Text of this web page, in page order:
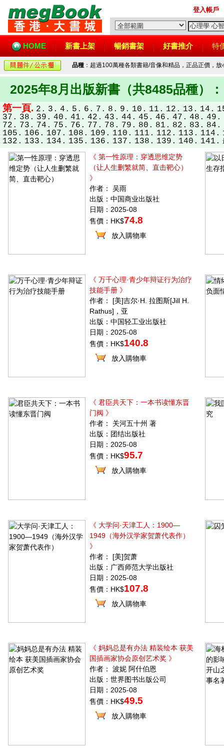
登入帳戶
HOME 新書上架 暢銷書架 好書推介 特
品種 ：超過100萬種各類書籍/音像和精品，正品正價，
2025年8月出版新書（共8485品種）：
第一頁. 2. 3. 4. 5. 6. 7. 8. 9. 10. 11. 12. 13. 14.
37. 38. 39. 40. 41. 42. 43. 44. 45. 46. 47. 48. 49.
72. 73. 74. 75. 76. 77. 78. 79. 80. 81. 82. 83. 84.
105. 106. 107. 108. 109. 110. 111. 112. 113. 114.
132. 133. 134. 135. 136. 137. 138. 139. 140. 141.
《 第一性原理：穿透思维定势
（让人生删繁就简、直击靶心）
》
作者： 吴雨
出版：中国商业出版社
日期：2025-08
售價：HK$74.8
放入購物車
《 万千心理·青少年辩证行为治疗
技能手册 》
作者： [美]吉尔·H. 拉图斯[Jill H.
Rathus]，亚
出版：中国轻工业出版社
日期：2025-08
售價：HK$140.8
放入購物車
《 君臣共天下：一本书读懂东晋
门阀 》
作者： 关河五十州 著
出版：团结出版社
日期：2025-08
售價：HK$95.7
放入購物車
《 大学问·天津工人：1900—
1949（海外汉学家贺萧代表作）
》
作者： [美]贺萧
出版：广西师范大学出版社
日期：2025-08
售價：HK$107.8
放入購物車
《 妈妈总是有办法 精装绘本 获美
国插画家协会原创艺术奖 》
作者： 波妮 阿什伯恩
出版：世界图书出版公司
日期：2025-08
售價：HK$49.5
放入購物車